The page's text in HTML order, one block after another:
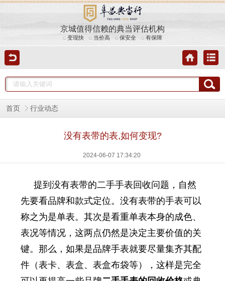
京城值得信赖的典当评估机构
变现快 当价高 保安全 有保障
首页 行业动态
没有表带的表,如何变现?
2024-06-07 17:34:20
提到没有表带的二手手表回收问题，自然
先要看品牌和款式定位。没有表带的手表可以
称之为是单表。其次是看重单表本身的成色、
表况等情况，这两点仍然是决定主要价值的关
键。那么，如果是品牌手表就要尽量集齐其配
件（表卡、表盒、表盒布袋等），这样是完全